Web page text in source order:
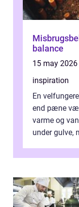
balance
15 may 2026
inspiration
En
end pæne
varme og
under gulve,